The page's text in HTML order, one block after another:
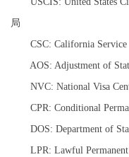
局
CSC: California Service
AOS: Adjustment of
NVC: National Visa
CPR: Conditional
DOS: Department of
LPR: Lawful Permanent